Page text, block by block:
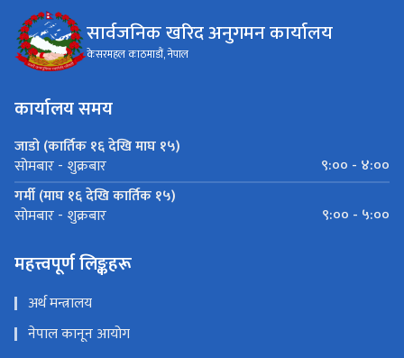
सार्वजनिक खरिद अनुगमन कार्यालय
केसरमहल काठमाडौं, नेपाल
कार्यालय समय
जाडो (कार्तिक १६ देखि माघ १५)
सोमबार - शुक्रबार
९:०० - ४:००
गर्मी (माघ १६ देखि कार्तिक १५)
सोमबार - शुक्रबार ९:०० - ५:००
महत्त्वपूर्ण लिङ्कहरू
अर्थ मन्त्रालय
नेपाल कानून आयोग